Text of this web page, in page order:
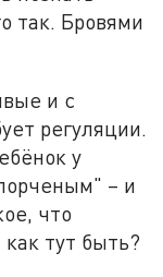
так. Бровями
и с
регуляции.
у
– и
что
тут быть?